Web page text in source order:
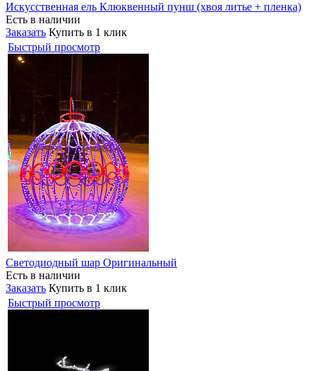
Искусственная ель Клюквенный пунш (хвоя литье + пленка)
Есть в наличии
Заказать Купить в 1 клик
Быстрый просмотр
Светодиодный шар Оригинальный
Есть в наличии
Заказать Купить в 1 клик
Быстрый просмотр